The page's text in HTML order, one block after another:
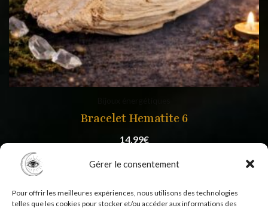
Gérer le consentement
Pour offrir les meilleures expériences, nous utilisons des technologies
telles que les cookies pour stocker et/ou accéder aux informations des
Bracelet Hematite 6
14,99€